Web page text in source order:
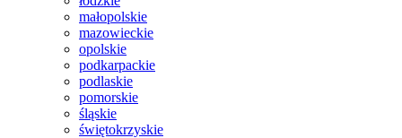
małopolskie
mazowieckie
opolskie
podkarpackie
podlaskie
pomorskie
śląskie
świętokrzyskie